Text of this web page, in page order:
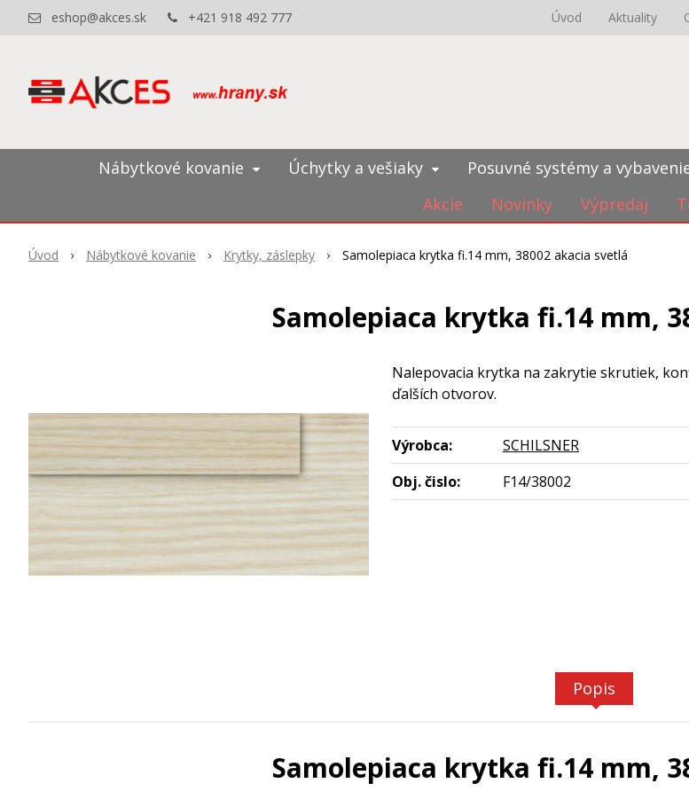
eshop@akces.sk +421 918 492 777 Úvod Aktuality
Nábytkové kovanie Úchytky a vešiaky Posuvné systémy a
Akcie
Novinky Výpredaj
Úvod Nábytkové kovanie Krytky, záslepky Samolepiaca krytka fi.14 mm, 38002 akacia svetlá
Samolepiaca krytka fi.14 mm,
Nalepovacia krytka na zakrytie skrutiek,
ďalších otvorov.
Výrobca:
SCHILSNER
Obj. čislo:
F14/38002
Popis
Samolepiaca krytka fi.14 mm,